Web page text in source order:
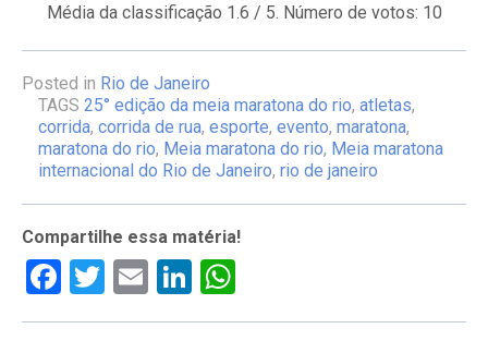
Média da classificação 1.6 / 5. Número de votos: 10
Posted in Rio de Janeiro
TAGS 25° edição da meia maratona do rio, atletas,
corrida, corrida de rua, esporte, evento, maratona,
maratona do rio, Meia maratona do rio, Meia maratona
internacional do Rio de Janeiro, rio de janeiro
Compartilhe essa matéria!
Facebook
Twitter
EmailLinkedIn